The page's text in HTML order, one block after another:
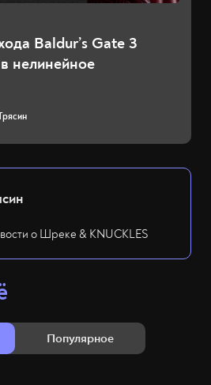
Baldur’s Gate 3
нелинейное
о Шреке & KNUCKLES
Популярное